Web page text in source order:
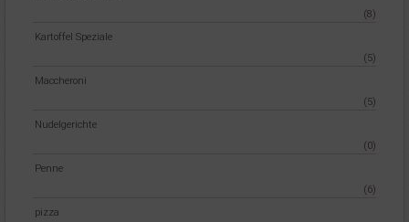
(8)
Kartoffel Speziale
(5)
Maccheroni
(5)
Nudelgerichte
(0)
Penne
(6)
pizza